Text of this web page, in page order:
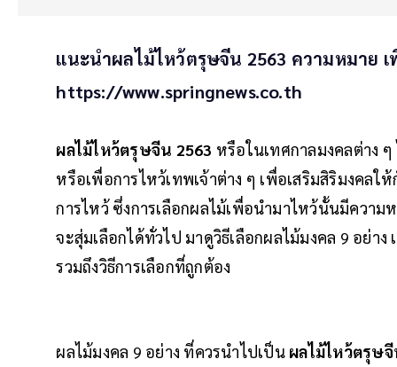
แนะนำผลไม้ไหว้ตรุษจีน 2563 ความหมาย
https://www.springnews.co.th
ผลไม้ไหว้ตรุษจีน 2563 หรือในเทศกาลมงคลต่าง
หรือเพื่อการไหว้เทพเจ้าต่าง ๆ เพื่อเสริมสิริมงคล
การไหว้ ซึ่งการเลือกผลไม้เพื่อนำมาไหว้นั้นมีควา
จะสุ่มเลือกได้ทั่วไป มาดูวิธีเลือกผลไม้มงคล 9 อย่า
รวมถึงวิธีการเลือกที่ถูกต้อง
ผลไม้มงคล 9 อย่าง ที่ควรนำไปเป็น ผลไม้ไหว้ตรุษ